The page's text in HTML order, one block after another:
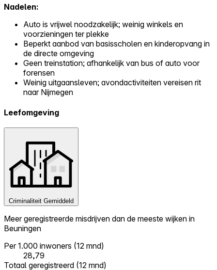
Nadelen:
Auto is vrijwel noodzakelijk; weinig winkels en
voorzieningen ter plekke
Beperkt aanbod van basisscholen en kinderopvang in
de directe omgeving
Geen treinstation; afhankelijk van bus of auto voor
forensen
Weinig uitgaansleven; avondactiviteiten vereisen rit
naar Nijmegen
Leefomgeving
Criminaliteit Gemiddeld
Meer geregistreerde misdrijven dan de meeste wijken in
Beuningen
Per 1.000 inwoners (12 mnd)
28,79
Totaal geregistreerd (12 mnd)